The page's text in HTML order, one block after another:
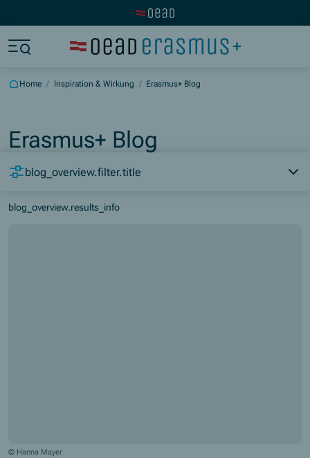
Home / Inspiration & Wirkung / Erasmus+ Blog
Erasmus+ Blog
blog_overview.filter.title
blog_overview.results_info
© Hanna Mayer